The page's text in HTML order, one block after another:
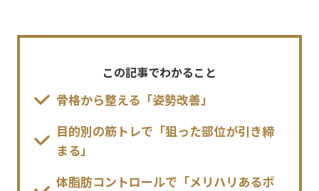
この記事でわかること
骨格から整える「姿勢改善」
目的別の筋トレで「狙った部位が引き締
まる」
体脂肪コントロールで「メリハリあるボ